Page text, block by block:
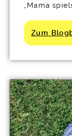
„Mama
Zum